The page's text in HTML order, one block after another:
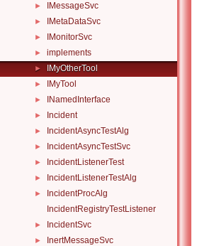
► IMessageSvc
► IMetaDataSvc
► IMonitorSvc
► implements
► IMyOtherTool
► IMyTool
► INamedInterface
► Incident
► IncidentAsyncTestAlg
► IncidentAsyncTestSvc
► IncidentListenerTest
► IncidentListenerTestAlg
►
IncidentProcAlg
IncidentRegistryTestListener
► IncidentSvc
► InertMessageSvc